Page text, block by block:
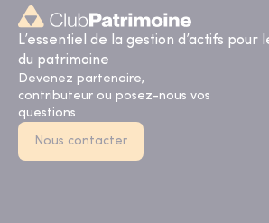
L’essentiel de la gestion d’actifs pour
du patrimoine
Devenez partenaire,
contributeur ou posez-nous vos
questions
Nous contacter